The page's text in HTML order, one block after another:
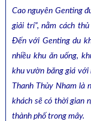
Cao nguyên Genting
giải trí”, nằm cách
Đến với Genting du
nhiều khu ăn uống,
khu vườn băng giá
Thanh Thủy Nham là
khách sẽ có thời gian
thành phố trong mây.